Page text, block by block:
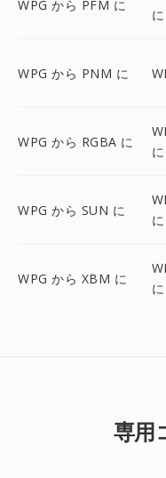
WPG から PFM に
に
WPG から PNM に
WPG から RGBA に
に
WPG から SUN に
に
WPG から XBM に
に
専用